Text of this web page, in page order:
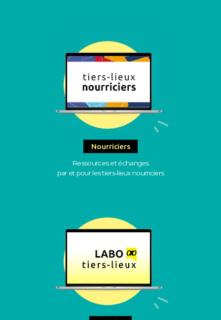
Nourriciers
Ressources et échanges
par et pour les tiers-lieux nourriciers